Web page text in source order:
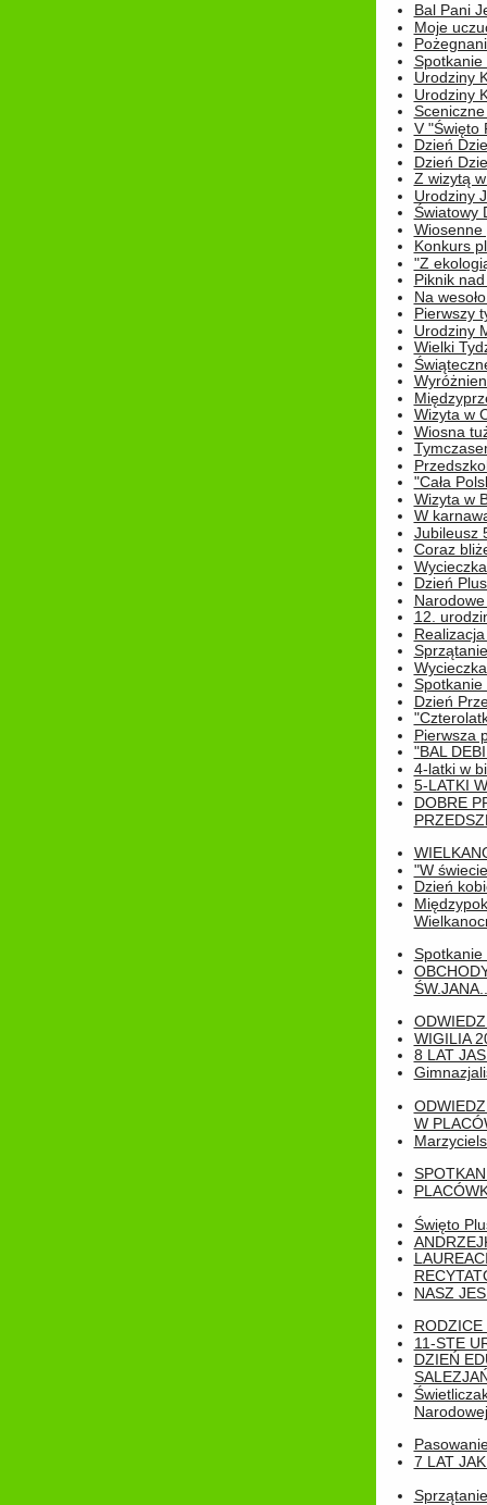
Bal Pani
Moje
Spotkanie
Urodziny
Urodziny
V "Święto
Dzień
Dzień
Z wizytą
Urodziny
Światowy
Wiosenne
Konkurs
"Z
Piknik
Na
Pierwszy
Urodziny
Wielki
Wizyta w
Wiosna
"Cała
Wizyta w
W
Jubileusz
Coraz
Dzień
12.
Spotkanie
Dzień
Pierwsza
"BAL
4-latki w
5-LATKI
DOBRE
"W
Dzień
Spotkanie
WIGILIA
8 LAT
W
Święto
NASZ
RODZICE
11-STE
DZIEŃ
Narodowej
7 LAT